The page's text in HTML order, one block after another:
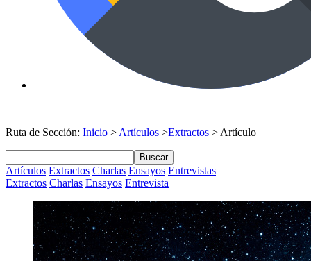
Ruta de Sección: Inicio > Artículos >Extractos > Artículo
Buscar
Artículos Extractos Charlas Ensayos Entrevistas
Extractos Charlas Ensayos Entrevista